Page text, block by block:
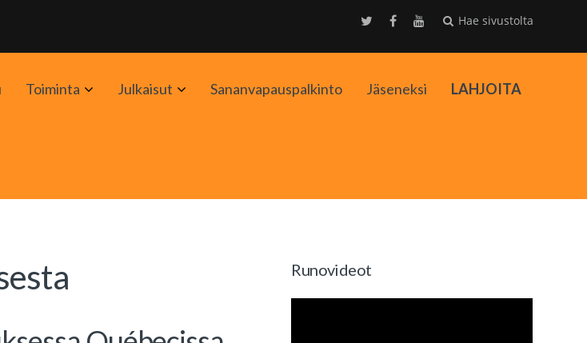
Hae sivustolta
Toiminta AvaaJulkaisut AvaaSananvapauspalkinto Jäseneksi LAHJOITA
Runovideot